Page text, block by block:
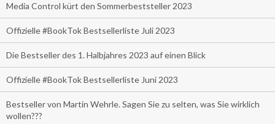
Media Control kürt den Sommerbeststeller 2023
Offizielle #BookTok Bestsellerliste Juli 2023
Die Bestseller des 1. Halbjahres 2023 auf einen Blick
Offizielle #BookTok Bestsellerliste Juni 2023
Bestseller von Martin Wehrle. Sagen Sie zu selten, was Sie wirklich
wollen???